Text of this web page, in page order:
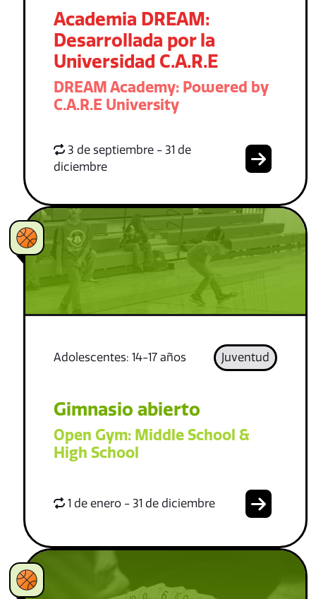
Academia DREAM:
Desarrollada por la
Universidad C.A.R.E
DREAM Academy: Powered by
C.A.R.E University
3 de septiembre - 31 de
diciembre
Adolescentes: 14-17 años Juventud
Gimnasio abierto
Open Gym: Middle School &
High School
1 de enero - 31 de diciembre